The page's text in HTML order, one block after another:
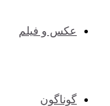
عکس و فیلم
گوناگون